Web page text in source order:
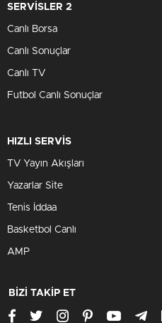
SERVİSLER 2
Canlı Borsa
Canlı Sonuçlar
Canlı TV
Futbol Canlı Sonuçlar
HIZLI SERVİS
TV Yayın Akışları
Yazarlar Site
Tenis İddaa
Basketbol Canlı
AMP
BİZİ TAKİP ET